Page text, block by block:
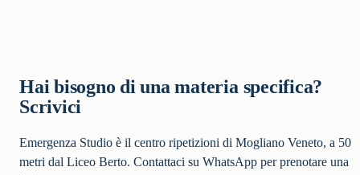
Hai bisogno di una materia specifica?
Scrivici
Emergenza Studio è il centro ripetizioni di Mogliano Veneto, a 50
metri dal Liceo Berto. Contattaci su WhatsApp per prenotare una